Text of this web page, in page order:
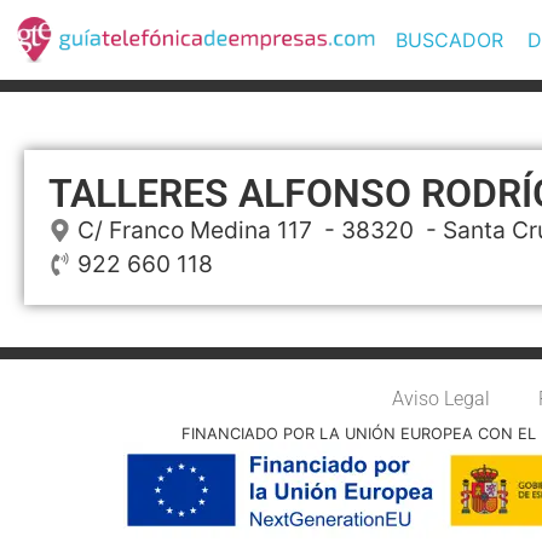
BUSCADOR
TALLERES ALFONSO
C/ Franco Medina 117 - 38320 - Santa
922 660 118
Aviso Legal
FINANCIADO POR LA UNIÓN EUROPEA CON